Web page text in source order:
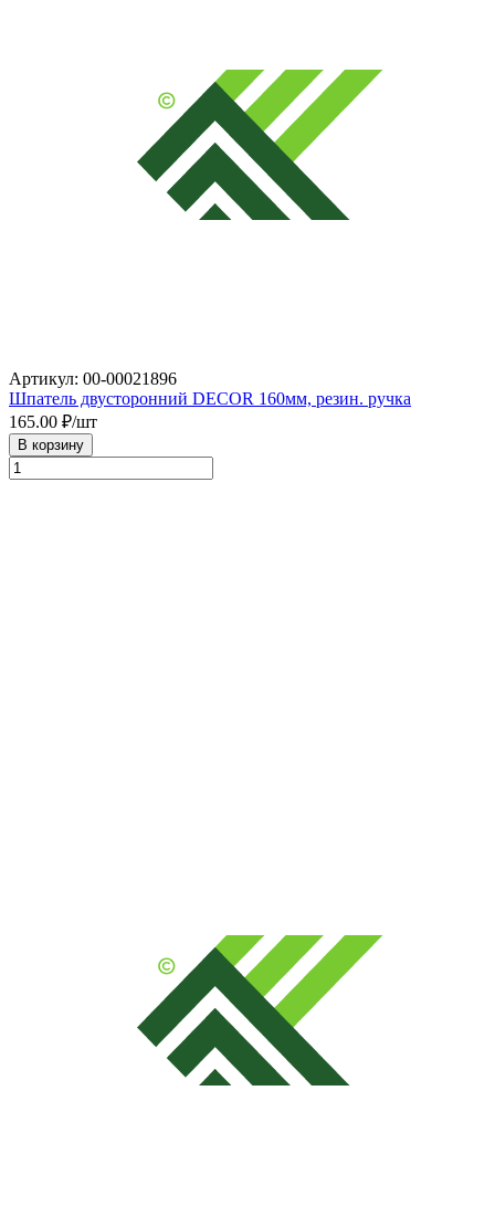
Артикул: 00-00021896
Шпатель двусторонний DECOR 160мм, резин. ручка
165.00 ₽/шт
В корзину